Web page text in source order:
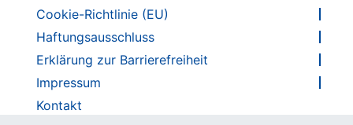
Cookie-Richtlinie (EU)
Haftungsausschluss
Erklärung zur Barrierefreiheit
Impressum
Kontakt